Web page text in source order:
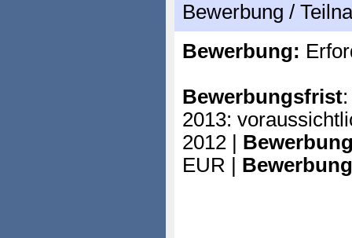
Bewerbung /
Bewerbung:
Bewerbungsfrist
2013:
2012 |
EUR |